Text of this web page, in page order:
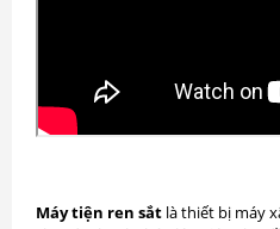
Máy tiện ren sắt là thiết bị máy